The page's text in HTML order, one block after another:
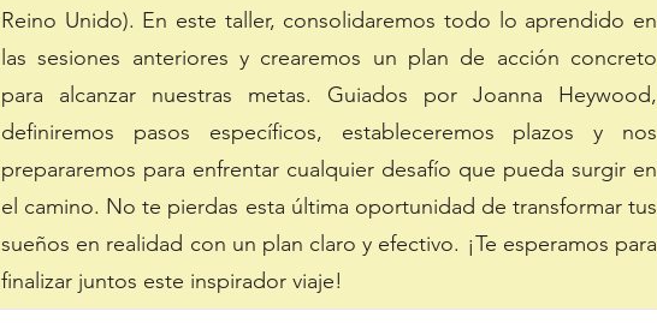
Reino Unido). En este taller, consolidaremos todo lo aprendido en
las sesiones anteriores y crearemos un plan de acción concreto
para alcanzar nuestras metas. Guiados por Joanna Heywood,
definiremos pasos específicos, estableceremos plazos y nos
prepararemos para enfrentar cualquier desafío que pueda surgir en
el camino. No te pierdas esta última oportunidad de transformar tus
sueños en realidad con un plan claro y efectivo. ¡Te esperamos para
finalizar juntos este inspirador viaje!